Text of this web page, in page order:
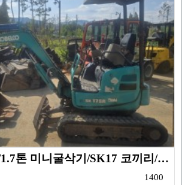
코벨코/굴삭기/1.7톤 미니굴삭기/SK17 코끼리/20…
1400